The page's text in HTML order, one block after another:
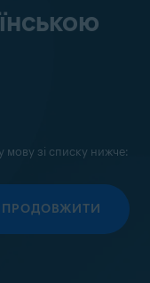
зі списку нижче:
ПРОДОВЖИТИ